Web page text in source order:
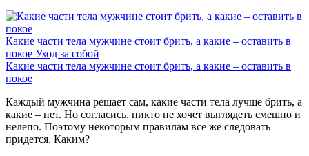
Какие части тела мужчине стоит брить, а какие – оставить в
покое Уход за собой
Какие части тела мужчине стоит брить, а какие – оставить в
покое
Каждый мужчина решает сам, какие части тела лучше брить, а
какие – нет. Но согласись, никто не хочет выглядеть смешно и
нелепо. Поэтому некоторым правилам все же следовать
придется. Каким?